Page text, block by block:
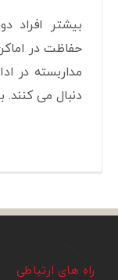
بیشتر افراد
حفاظت در
مداربسته در
دنبال می
راه های ارتباطی